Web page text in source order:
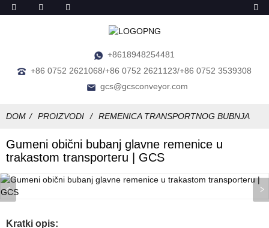
+8618948254481
+86 0752 2621068/+86 0752 2621123/+86 0752 3539308
gcs@gcsconveyor.com
DOM PROIZVODI REMENICA TRANSPORTNOG BUBNJA
Gumeni obični bubanj glavne remenice u
trakastom transporteru | GCS
Kratki opis: